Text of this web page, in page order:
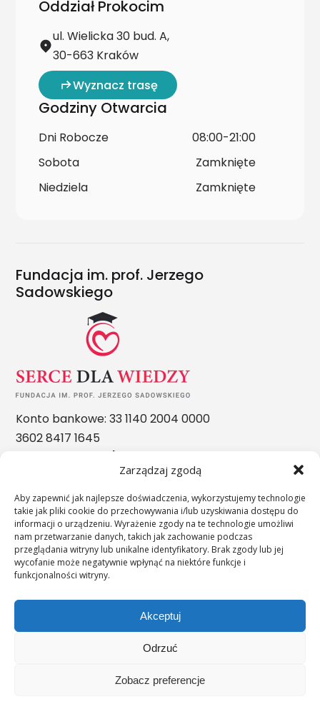
Zarządzaj zgodą
Aby zapewnić jak najlepsze doświadczenia, wykorzystujemy technologie
takie jak pliki cookie do przechowywania i/lub uzyskiwania dostępu do
informacji o urządzeniu. Wyrażenie zgody na te technologie umożliwi
nam przetwarzanie danych, takich jak zachowanie podczas
przeglądania witryny lub unikalne identyfikatory. Brak zgody lub jej
wycofanie może negatywnie wpłynąć na niektóre funkcje i
funkcjonalności witryny.
Akceptuj
Odrzuć
Zobacz preferencje
Oddział Prokocim
ul. Wielicka 30 bud. A,
30-663 Kraków
Wyznacz trasę
Godziny Otwarcia
Dni Robocze
08:00-21:00
Sobota
Zamknięte
Niedziela
Zamknięte
Fundacja im. prof. Jerzego
Sadowskiego
Konto bankowe: 33 1140 2004 0000
3602 8417 1645
Nasze nagrody
";s:11:"c_on_mobile";s:0:"";